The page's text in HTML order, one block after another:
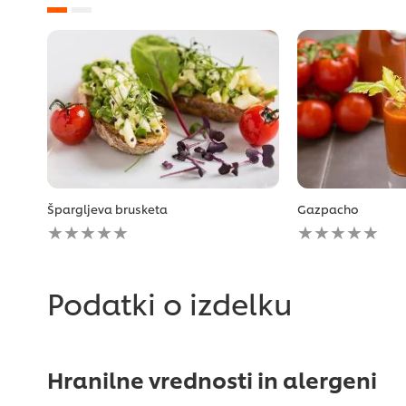
Špargljeva brusketa
Za
to
predložena
Gazpacho
Za
to
Podatki o izdelku
Hranilne vrednosti in alergeni